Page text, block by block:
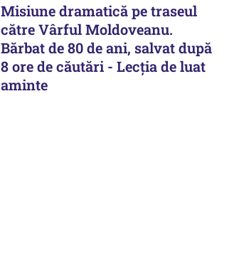
Misiune dramatică pe traseul
către Vârful Moldoveanu.
Bărbat de 80 de ani, salvat după
8 ore de căutări - Lecția de luat
aminte